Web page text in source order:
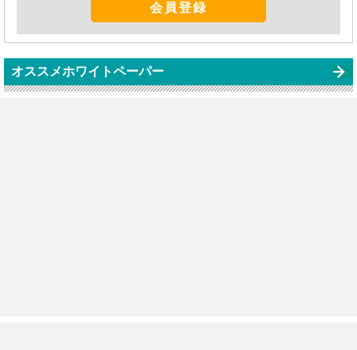
会員登録
オススメホワイトペーパー